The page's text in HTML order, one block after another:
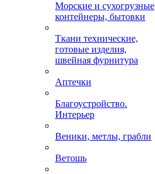
Морские и сухогрузные
контейнеры, бытовки
Ткани технические,
готовые изделия,
швейная фурнитура
Аптечки
Благоустройство.
Интерьер
Веники, метлы, грабли
Ветошь